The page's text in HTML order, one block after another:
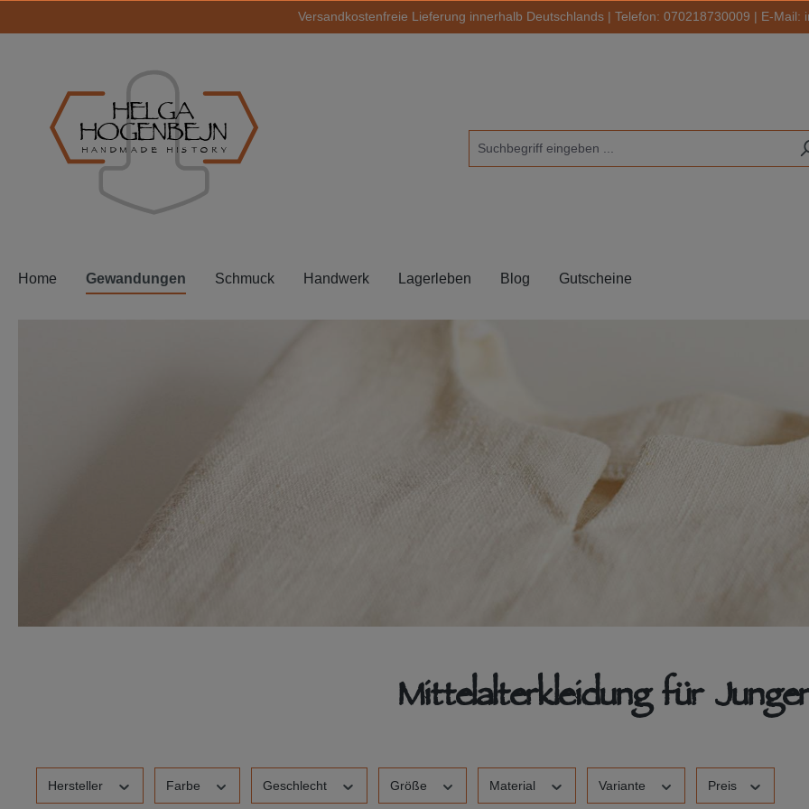
Versandkostenfreie Lieferung innerhalb Deutschlands | Telefon: 070218730009 | E-Mail:
HELGA
HOGENBEJN
HANDMADE HISTORY
Home Gewandungen Schmuck Handwerk Lagerleben Blog Gutscheine
Mittelalterkleidung für
Hersteller Farbe Geschlecht Größe Material Variante Preis